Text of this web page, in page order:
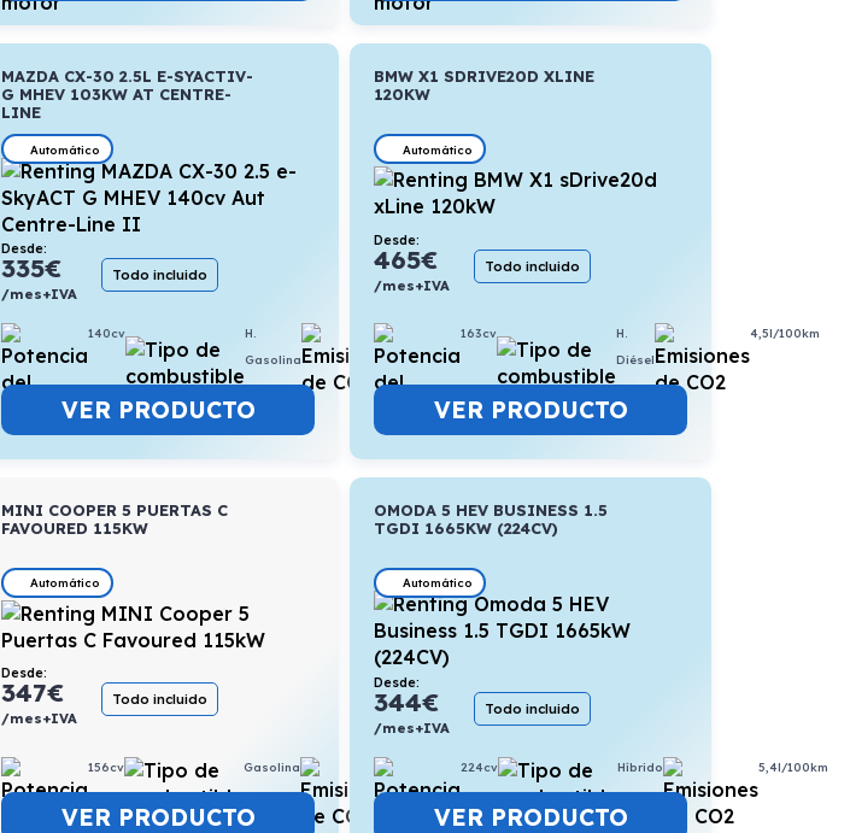
5,3l/100km
MAZDA CX-30 2.5L E-SYACTIV-
G MHEV 103KW AT CENTRE-
LINE
Automático
Desde:
335€
/mes+IVA
Todo incluido
140cv
H.
Gasolina
VER PRODUCTO
BMW X1 SDRIVE20D XLINE
120KW
Automático
Desde:
465€
/mes+IVA
Todo incluido
163cv
H.
Diésel
4,5l/100km
VER PRODUCTO
4,3l/100km
MINI COOPER 5 PUERTAS C
FAVOURED 115KW
Automático
Desde:
347€
/mes+IVA
Todo incluido
156cv Gasolina 6,1l/100km
VER PRODUCTO
OMODA 5 HEV BUSINESS 1.5
TGDI 1665KW (224CV)
Automático
Desde:
344€
/mes+IVA
Todo incluido
224cv Híbrido 5,4l/100km
VER PRODUCTO